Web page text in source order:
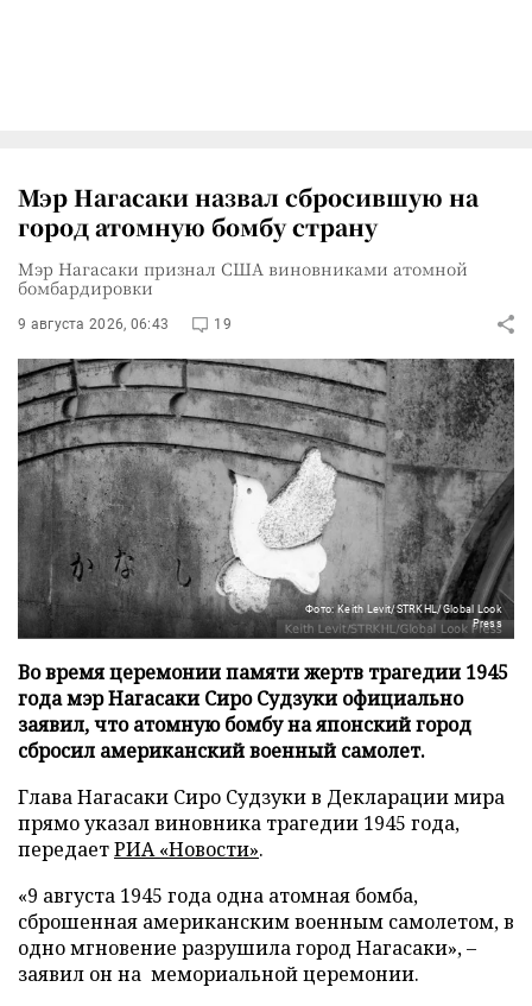
Мэр Нагасаки назвал сбросившую на
город атомную бомбу страну
Мэр Нагасаки признал США виновниками атомной
бомбардировки
9 августа 2026, 06:43 19
Фото: Keith Levit/STRKHL/Global Look
Press
Во время церемонии памяти жертв трагедии 1945
года мэр Нагасаки Сиро Судзуки официально
заявил, что атомную бомбу на японский город
сбросил американский военный самолет.
Глава Нагасаки Сиро Судзуки в Декларации мира
прямо указал виновника трагедии 1945 года,
передаетРИА «Новости».
«9 августа 1945 года одна атомная бомба,
сброшенная американским военным самолетом, в
одно мгновение разрушила город Нагасаки», –
заявил он на мемориальной церемонии.